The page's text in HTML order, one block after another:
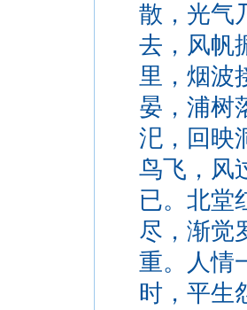
散，光气
去，风帆
里，烟波
晏，浦树
汜，回映
鸟飞，风
已。北堂
尽，渐觉
重。人情
时，平生